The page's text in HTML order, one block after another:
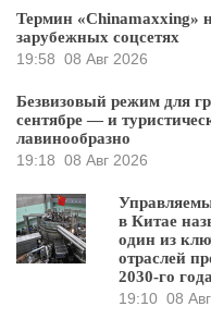
Термин «Chinamaxxing»
зарубежных соцсетях
19:58 08 Авг 2026
Безвизовый режим для
сентябре — и
лавинообразно
19:18 08 Авг 2026
в Китае
один из
отраслей
2030-го года
19:10 08